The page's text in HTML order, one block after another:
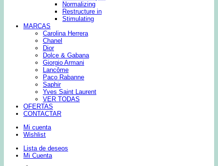
Normalizing
Restructure in
Stimulating
MARCAS
Carolina Herrera
Chanel
Dior
Dolce & Gabana
Giorgio Armani
Lancôme
Paco Rabanne
Saphir
Yves Saint Laurent
VER TODAS
OFERTAS
CONTACTAR
Mi cuenta
Wishlist
Lista de deseos
Mi Cuenta